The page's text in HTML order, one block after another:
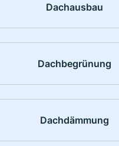
Dachausbau
Dachbegrünung
Dachdämmung